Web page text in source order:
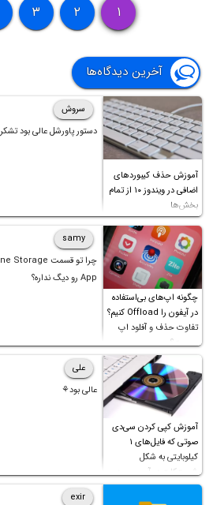
۱ ۲ ۳
آخرین دیدگاه‌ها
آموزش حذف کیبوردهای
اضافی در ویندوز ۱۰ از تمام
بخش‌ها
سروش
دستور پاورشل عالی بود تشکر
چگونه اپ‌های بی‌استفاده
در آیفون را Offload کنیم؟
تفاوت حذف و آفلود اپ
چیست؟
samy
App رو دیگ نداره؟
آموزش کپی کردن سی‌دی
صوتی که فایل‌های ۱
کیلوبایتی به شکل
شورت‌کات در آن موجود
است!
علی
عالی بود⚘
exir